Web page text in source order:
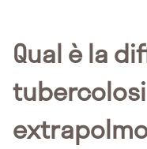
Qual è la